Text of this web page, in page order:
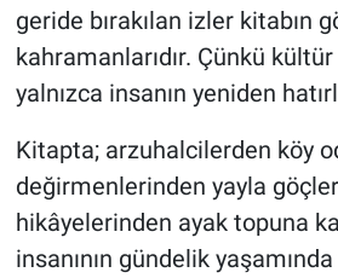
geride bırakılan izler kitabın
kahramanlarıdır. Çünkü
yalnızca insanın yeniden
Kitapta; arzuhalcilerden köy
değirmenlerinden yayla
hikâyelerinden ayak topuna
insanının gündelik